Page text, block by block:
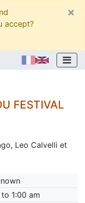
accept?
×
FESTIVAL
Leo Calvelli et
1:00 am